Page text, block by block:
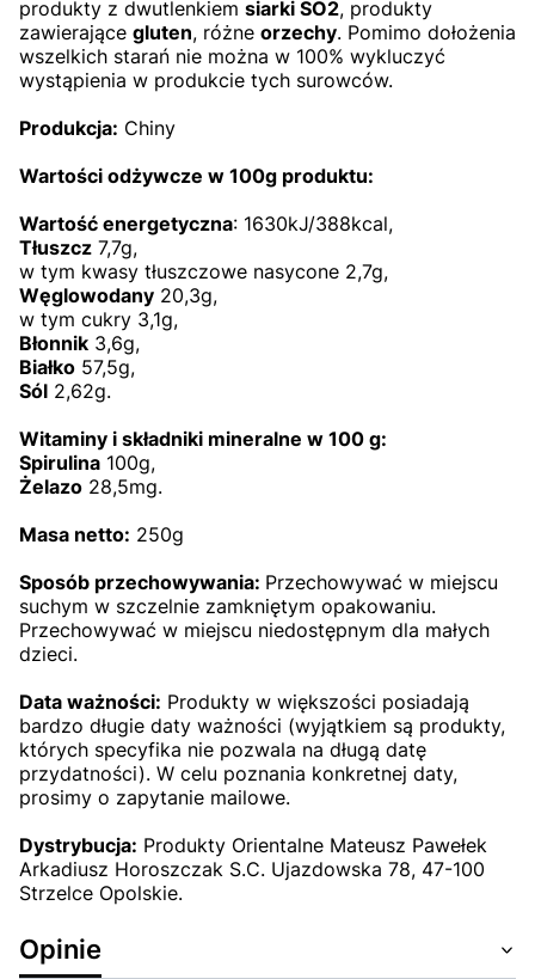
produkty z dwutlenkiem siarki SO2, produkty
zawierające gluten, różne orzechy. Pomimo dołożenia
wszelkich starań nie można w 100% wykluczyć
wystąpienia w produkcie tych surowców.
Produkcja: Chiny
Wartości odżywcze w 100g produktu:
Wartość energetyczna: 1630kJ/388kcal,
Tłuszcz 7,7g,
w tym kwasy tłuszczowe nasycone 2,7g,
Węglowodany 20,3g,
w tym cukry 3,1g,
Błonnik 3,6g,
Białko 57,5g,
Sól 2,62g.
Witaminy i składniki mineralne w 100 g:
Spirulina 100g,
Żelazo 28,5mg.
Masa netto: 250g
Sposób przechowywania: Przechowywać w miejscu
suchym w szczelnie zamkniętym opakowaniu.
Przechowywać w miejscu niedostępnym dla małych
dzieci.
Data ważności: Produkty w większości posiadają
bardzo długie daty ważności (wyjątkiem są produkty,
których specyfika nie pozwala na długą datę
przydatności). W celu poznania konkretnej daty,
prosimy o zapytanie mailowe.
Dystrybucja: Produkty Orientalne Mateusz Pawełek
Arkadiusz Horoszczak S.C. Ujazdowska 78, 47-100
Strzelce Opolskie.
Opinie